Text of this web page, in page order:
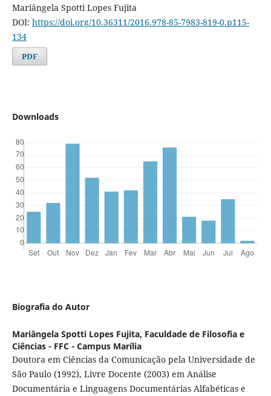
Mariângela Spotti Lopes Fujita
DOI: https://doi.org/10.36311/2016.978-85-7983-819-0.p115-
134
PDF
Downloads
Biografia do Autor
Mariângela Spotti Lopes Fujita, Faculdade de Filosofia e
Ciências - FFC - Campus Marília
Doutora em Ciências da Comunicação pela Universidade de
São Paulo (1992), Livre Docente (2003) em Análise
Documentária e Linguagens Documentárias Alfabéticas e